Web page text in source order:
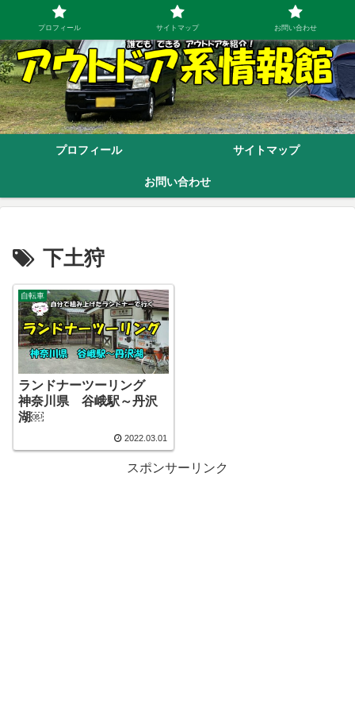
プロフィール サイトマップ
お問い合わせ
下土狩
自転車
ランドナーツーリング
神奈川県 谷峨駅～丹沢
湖￼
2022.03.01
スポンサーリンク
プロフィール サイトマップ お問い合わせ